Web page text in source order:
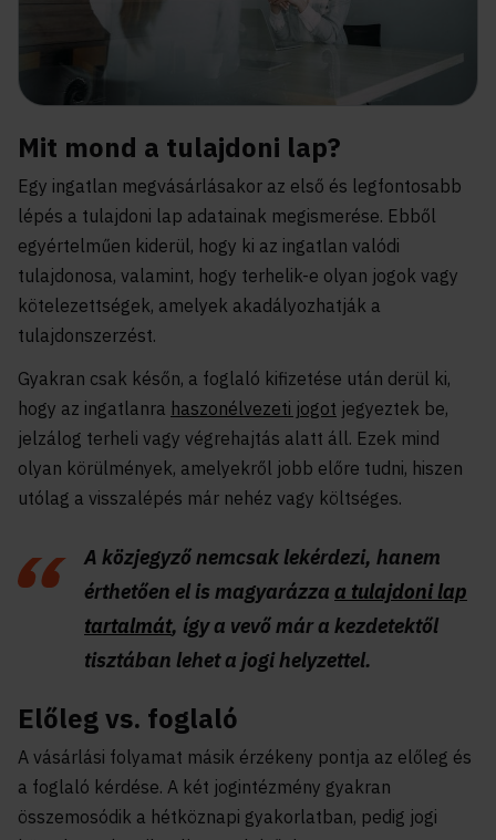
Mit mond a tulajdoni lap?
Egy ingatlan megvásárlásakor az első és legfontosabb
lépés a tulajdoni lap adatainak megismerése. Ebből
egyértelműen kiderül, hogy ki az ingatlan valódi
tulajdonosa, valamint, hogy terhelik-e olyan jogok vagy
kötelezettségek, amelyek akadályozhatják a
tulajdonszerzést.
Gyakran csak későn, a foglaló kifizetése után derül ki,
hogy az ingatlanra haszonélvezeti jogot jegyeztek be,
jelzálog terheli vagy végrehajtás alatt áll. Ezek mind
olyan körülmények, amelyekről jobb előre tudni, hiszen
utólag a visszalépés már nehéz vagy költséges.
A közjegyző nemcsak lekérdezi, hanem
érthetően el is magyarázza a tulajdoni lap
tartalmát, így a vevő már a kezdetektől
tisztában lehet a jogi helyzettel.
Előleg vs. foglaló
A vásárlási folyamat másik érzékeny pontja az előleg és
a foglaló kérdése. A két jogintézmény gyakran
összemosódik a hétköznapi gyakorlatban, pedig jogi